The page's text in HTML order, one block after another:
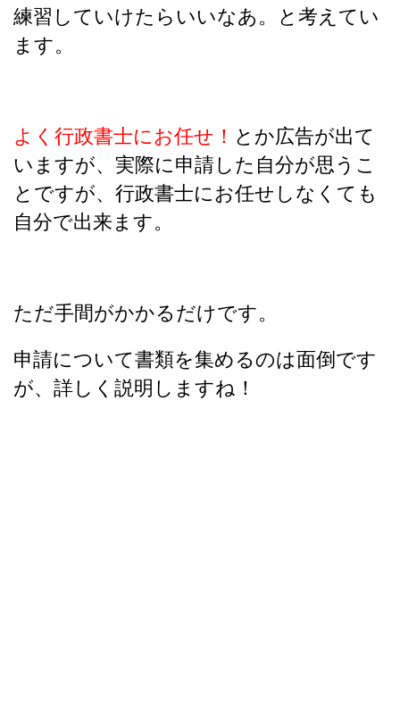
練習していけたらいいなあ。と考えてい
ます。
よく行政書士にお任せ！ とか広告が出て
いますが、 実際に申請した自分が思うこ
とですが、行政書士にお任せしなくても
自分で出来ます。
ただ手間がかかるだけです。
申請について書類を集めるのは面倒です
が、詳しく説明しますね！